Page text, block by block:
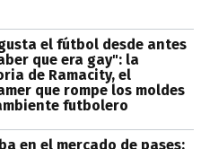
el fútbol desde antes
que era gay": la
de Ramacity, el
que rompe los moldes
futbolero
en el mercado de pases: